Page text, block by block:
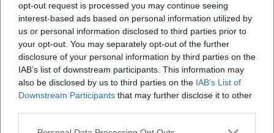
opt-out request is processed you may continue seeing
interest-based ads based on personal information utilized by
us or personal information disclosed to third parties prior to
your opt-out. You may separately opt-out of the further
disclosure of your personal information by third parties on the
IAB’s list of downstream participants. This information may
also be disclosed by us to third parties on the IAB’s List of
Downstream Participants that may further disclose it to other
für kulturelle Veranstaltungen geplant war, ergänzt
um eine Bühne im Bereich des Biergartens. 2026
war genau diese Nutzung sichtbar: Musik, kleine
Auftritte, Aktionen der Feuerwehr,
Informationsstände zu Demokratie und Fairtrade
sowie ein generationsübergreifender Treffpunkt im
Grünen. Das zeigt, dass das Suchinteresse an
Programmen, heute, Veranstaltungen und